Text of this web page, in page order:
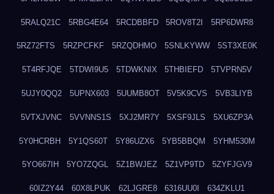
5RALQ21C 5RBG4E64 5RCDBBFD 5ROV8T2I 5RP6DWR8
5RZ72FTS 5RZPCFKF 5RZQDHMO 5SNLKYWW 5ST3XE0K
5T4RFJQE 5TDWI9U5 5TDWKNIX 5THBIEFD 5TVPRN5V
5UJY0QQ2 5UPNX603 5UUMB8OT 5V5K9CVS 5VB3LIYB
5VTXJVNC 5VVNNS1S 5XJ2MR7Y 5XSF9JLS 5XU6ZP3A
5Y0HCRBH 5Y1QS60T 5Y86UZX6 5YB5BBQM 5YHM530M
5YO667IH 5YO7ZQGL 5Z1BWJEZ 5Z1VP9TD 5ZYFJGV9
60IZ2Y44 60X8LPUK 62LJGRE8 6316UU0I 634ZKLU1